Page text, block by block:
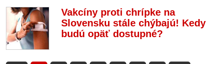
Vakcíny proti chrípke na
Slovensku stále chýbajú! Kedy
budú opäť dostupné?